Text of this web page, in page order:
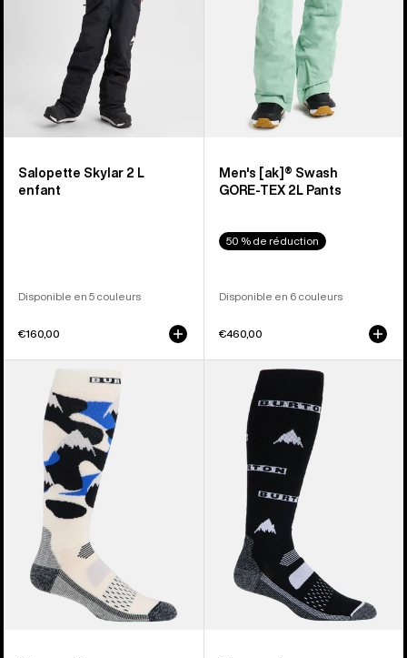
Salopette Skylar 2 L
enfant
Disponible en 5 couleurs
€160,00
Men's [ak]® Swash
GORE‑TEX 2L Pants
50 % de réduction
Disponible en 6 couleurs
€460,00
Chaussettes
Performance
intermédiaires
homme
Chaussettes
Performance
intermédiaires